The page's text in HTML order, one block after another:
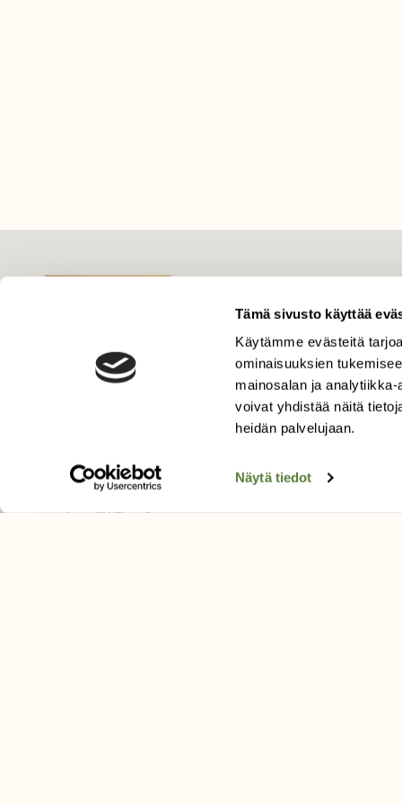
Tämä sivusto käyttää
Käytämme evästeitä
ominaisuuksien
mainosalan ja
voivat yhdistää näitä
heidän palvelujaan.
Näytä tiedot
LEHTI
Uusin lehti
Tilaa Suomen Luonto
Tilaa digilukuoikeus
Äänestä parasta juttua
Tilaa uutiskirje
SUOMEN